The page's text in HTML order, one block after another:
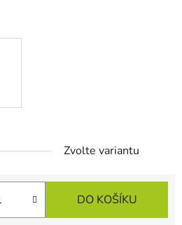
Zvolte variantu
DO KOŠÍKU